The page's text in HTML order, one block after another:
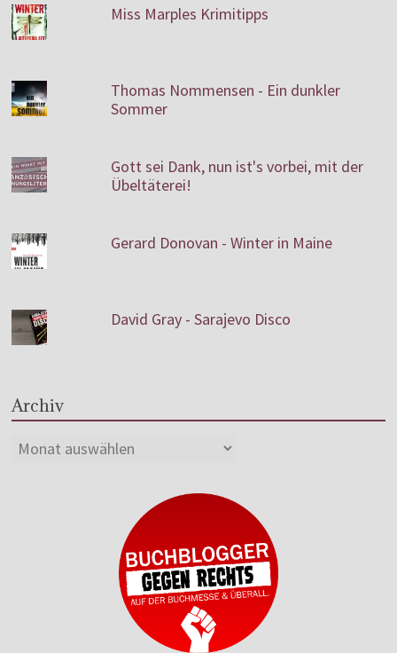
Miss Marples Krimitipps
Thomas Nommensen - Ein dunkler
Sommer
Gott sei Dank, nun ist's vorbei, mit der
Übeltäterei!
Gerard Donovan - Winter in Maine
David Gray - Sarajevo Disco
Archiv